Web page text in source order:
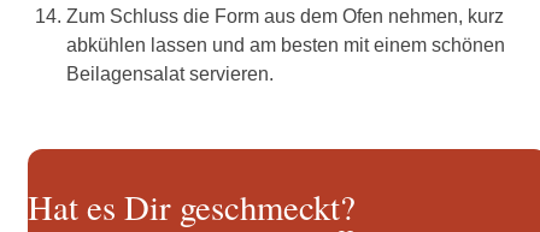
Zum Schluss die Form aus dem Ofen nehmen, kurz
abkühlen lassen und am besten mit einem schönen
Beilagensalat servieren.
Hat es Dir geschmeckt?